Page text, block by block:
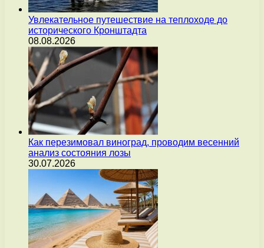
Увлекательное путешествие на теплоходе до
исторического Кронштадта
08.08.2026
Как перезимовал виноград, проводим весенний
анализ состояния лозы
30.07.2026